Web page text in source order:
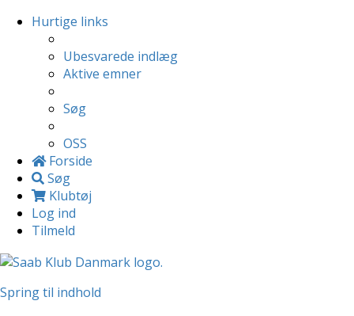
Hurtige links
Ubesvarede indlæg
Aktive emner
Søg
OSS
Forside
Søg
Klubtøj
Log ind
Tilmeld
Spring til indhold